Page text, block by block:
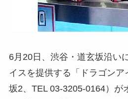
6月20日、渋谷・道玄坂沿い
イスを提供する「ドラゴン
坂2、TEL 03-3205-0164）が